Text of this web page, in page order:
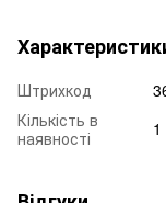
Штрихкод
Кількість в
наявності
1